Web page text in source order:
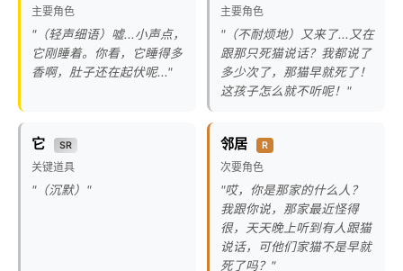
主要角色
"（轻声细语）嘘...小声点，
它刚睡着。你看，它睡得多
香啊，肚子还在起伏呢..."
主要角色
"（不耐烦地）又来了...又在
跟那只死猫说话？我都说了
多少次了，那猫早就死了！
这孩子怎么就不听呢！"
它 SR
关键道具
"（沉默）"
邻居 R
次要角色
"哎，你是那家的什么人？
我跟你说，那家最近怪得
很，天天晚上听到有人跟猫
说话，可他们家猫不是早就
死了吗？"